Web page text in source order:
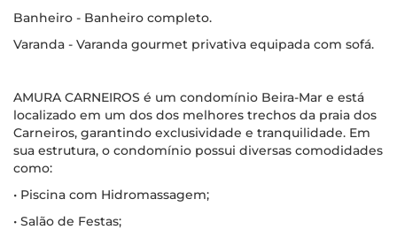
Banheiro - Banheiro completo.
Varanda - Varanda gourmet privativa equipada com sofá.
AMURA CARNEIROS é um condomínio Beira-Mar e está
localizado em um dos dos melhores trechos da praia dos
Carneiros, garantindo exclusividade e tranquilidade. Em
sua estrutura, o condomínio possui diversas comodidades
como:
• Piscina com Hidromassagem;
• Salão de Festas;